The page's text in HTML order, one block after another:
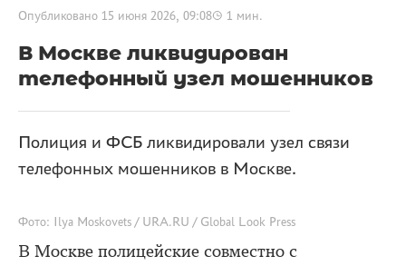
Опубликовано 15 июня 2026, 09:08 1 мин.
В Москве ликвидирован
телефонный узел мошенников
Полиция и ФСБ ликвидировали узел связи
телефонных мошенников в Москве.
Фото: Ilya Moskovets / URA.RU / Global Look Press
В Москве полицейские совместно с